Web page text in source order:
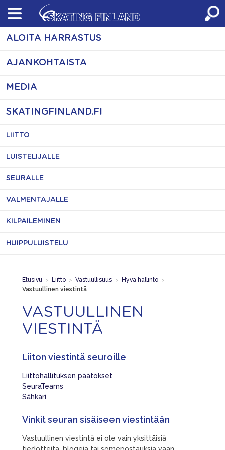
Skip
content
ALOITA HARRASTUS
AJANKOHTAISTA
MEDIA
SKATINGFINLAND.FI
LIITTO
LUISTELIJALLE
SEURALLE
VALMENTAJALLE
KILPAILEMINEN
HUIPPULUISTELU
Etusivu > Liitto > Vastuullisuus > Hyvä hallinto >
Vastuullinen viestintä
VASTUULLINEN
VIESTINTÄ
Liiton viestintä seuroille
Liittohallituksen päätökset
SeuraTeams
Sähkäri
Vinkit seuran sisäiseen viestintään
Vastuullinen viestintä ei ole vain yksittäisiä